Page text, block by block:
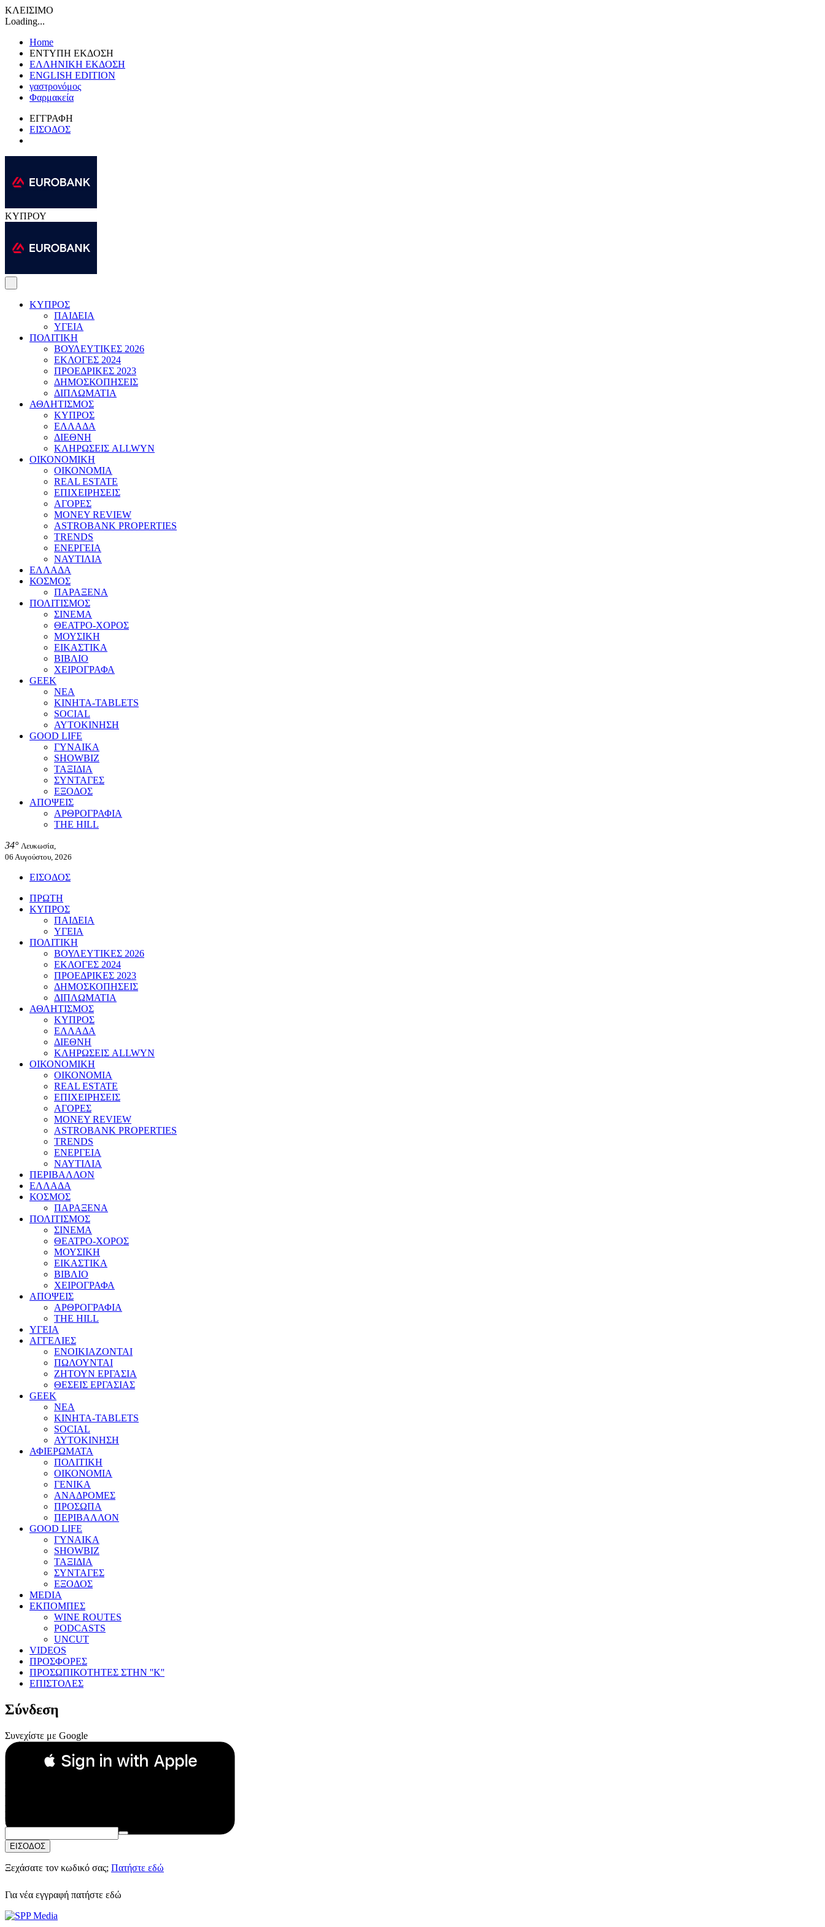
ΚΛΕΙΣΙΜΟ
Loading...
Home
ΕΝΤΥΠΗ ΕΚΔΟΣΗ
ΕΛΛΗΝΙΚΗ ΕΚΔΟΣΗ
ENGLISH EDITION
γαστρονόμος
Φαρμακεία
ΕΓΓΡΑΦΗ
ΕΙΣΟΔΟΣ
ΚΥΠΡΟΥ
ΚΥΠΡΟΣ
ΠΑΙΔΕΙΑ
ΥΓΕΙΑ
ΠΟΛΙΤΙΚΗ
ΒΟΥΛΕΥΤΙΚΕΣ 2026
ΕΚΛΟΓΕΣ 2024
ΠΡΟΕΔΡΙΚΕΣ 2023
ΔΗΜΟΣΚΟΠΗΣΕΙΣ
ΔΙΠΛΩΜΑΤΙΑ
ΑΘΛΗΤΙΣΜΟΣ
ΚΥΠΡΟΣ
ΕΛΛΑΔΑ
ΔΙΕΘΝΗ
ΚΛΗΡΩΣΕΙΣ ALLWYN
ΟΙΚΟΝΟΜΙΚΗ
ΟΙΚΟΝΟΜΙΑ
REAL ESTATE
ΕΠΙΧΕΙΡΗΣΕΙΣ
ΑΓΟΡΕΣ
MONEY REVIEW
ASTROBANK PROPERTIES
TRENDS
ΕΝΕΡΓΕΙΑ
ΝΑΥΤΙΛΙΑ
ΕΛΛΑΔΑ
ΚΟΣΜΟΣ
ΠΑΡΑΞΕΝΑ
ΠΟΛΙΤΙΣΜΟΣ
ΣΙΝΕΜΑ
ΘΕΑΤΡΟ-ΧΟΡΟΣ
ΜΟΥΣΙΚΗ
ΕΙΚΑΣΤΙΚΑ
ΒΙΒΛΙΟ
ΧΕΙΡΟΓΡΑΦΑ
GEEK
ΝΕΑ
ΚΙΝΗΤΑ-TABLETS
SOCIAL
ΑΥΤΟΚΙΝΗΣΗ
GOOD LIFE
ΓΥΝΑΙΚΑ
SHOWBIZ
ΤΑΞΙΔΙΑ
ΣΥΝΤΑΓΕΣ
ΕΞΟΔΟΣ
ΑΠΟΨΕΙΣ
ΑΡΘΡΟΓΡΑΦΙΑ
THE HILL
34° Λευκωσία,
06 Αυγούστου, 2026
ΕΙΣΟΔΟΣ
ΠΡΩΤΗ
ΚΥΠΡΟΣ
ΠΑΙΔΕΙΑ
ΥΓΕΙΑ
ΠΟΛΙΤΙΚΗ
ΒΟΥΛΕΥΤΙΚΕΣ 2026
ΕΚΛΟΓΕΣ 2024
ΠΡΟΕΔΡΙΚΕΣ 2023
ΔΗΜΟΣΚΟΠΗΣΕΙΣ
ΔΙΠΛΩΜΑΤΙΑ
ΑΘΛΗΤΙΣΜΟΣ
ΚΥΠΡΟΣ
ΕΛΛΑΔΑ
ΔΙΕΘΝΗ
ΚΛΗΡΩΣΕΙΣ ALLWYN
ΟΙΚΟΝΟΜΙΚΗ
ΟΙΚΟΝΟΜΙΑ
REAL ESTATE
ΕΠΙΧΕΙΡΗΣΕΙΣ
ΑΓΟΡΕΣ
MONEY REVIEW
ASTROBANK PROPERTIES
TRENDS
ΕΝΕΡΓΕΙΑ
ΝΑΥΤΙΛΙΑ
ΠΕΡΙΒΑΛΛΟΝ
ΕΛΛΑΔΑ
ΚΟΣΜΟΣ
ΠΑΡΑΞΕΝΑ
ΠΟΛΙΤΙΣΜΟΣ
ΣΙΝΕΜΑ
ΘΕΑΤΡΟ-ΧΟΡΟΣ
ΜΟΥΣΙΚΗ
ΕΙΚΑΣΤΙΚΑ
ΒΙΒΛΙΟ
ΧΕΙΡΟΓΡΑΦΑ
ΑΠΟΨΕΙΣ
ΑΡΘΡΟΓΡΑΦΙΑ
THE HILL
ΥΓΕΙΑ
ΑΓΓΕΛΙΕΣ
ΕΝΟΙΚΙΑΖΟΝΤΑΙ
ΠΩΛΟΥΝΤΑΙ
ΖΗΤΟΥΝ ΕΡΓΑΣΙΑ
ΘΕΣΕΙΣ ΕΡΓΑΣΙΑΣ
GEEK
ΝΕΑ
ΚΙΝΗΤΑ-TABLETS
SOCIAL
ΑΥΤΟΚΙΝΗΣΗ
ΑΦΙΕΡΩΜΑΤΑ
ΠΟΛΙΤΙΚΗ
ΟΙΚΟΝΟΜΙΑ
ΓΕΝΙΚΑ
ΑΝΑΔΡΟΜΕΣ
ΠΡΟΣΩΠΑ
ΠΕΡΙΒΑΛΛΟΝ
GOOD LIFE
ΓΥΝΑΙΚΑ
SHOWBIZ
ΤΑΞΙΔΙΑ
ΣΥΝΤΑΓΕΣ
ΕΞΟΔΟΣ
MEDIA
ΕΚΠΟΜΠΕΣ
WINE ROUTES
PODCASTS
UNCUT
VIDEOS
ΠΡΟΣΦΟΡΕΣ
ΠΡΟΣΩΠΙΚΟΤΗΤΕΣ ΣΤΗΝ ''Κ''
ΕΠΙΣΤΟΛΕΣ
Σύνδεση
Συνεχίστε με Google
 Sign in with Apple
Συνεχίστε με Apple
ή
Email:
Κωδικός Πρόσβασης:
ΕΙΣΟΔΟΣ
Ξεχάσατε τον κωδικό σας; Πατήστε εδώ
Για νέα εγγραφή πατήστε εδώ